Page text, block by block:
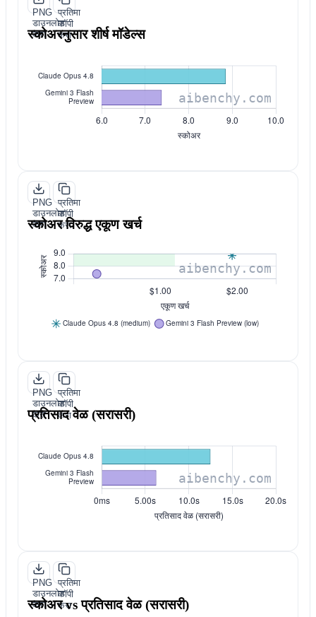
PNG
डाउनलोड
करा
प्रतिमा
कॉपी
करा
स्कोअरनुसार शीर्ष मॉडेल्स
PNG
डाउनलोड
करा
प्रतिमा
कॉपी
करा
स्कोअर विरुद्ध एकूण खर्च
PNG
डाउनलोड
करा
प्रतिमा
कॉपी
करा
प्रतिसाद वेळ (सरासरी)
PNG
डाउनलोड
करा
प्रतिमा
कॉपी
करा
स्कोअर vs प्रतिसाद वेळ (सरासरी)